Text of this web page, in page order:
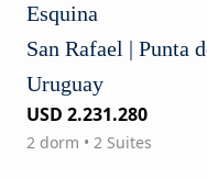
Esquina
San Rafael | Punta
Uruguay
USD 2.231.280
2 dorm • 2 Suites